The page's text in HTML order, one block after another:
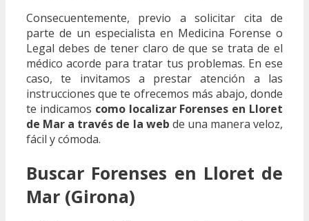
Consecuentemente, previo a solicitar cita de
parte de un especialista en Medicina Forense o
Legal debes de tener claro de que se trata de el
médico acorde para tratar tus problemas. En ese
caso, te invitamos a prestar atención a las
instrucciones que te ofrecemos más abajo, donde
te indicamos como localizar Forenses en Lloret
de Mar a través de la web de una manera veloz,
fácil y cómoda.
Buscar Forenses en Lloret de
Mar (Girona)